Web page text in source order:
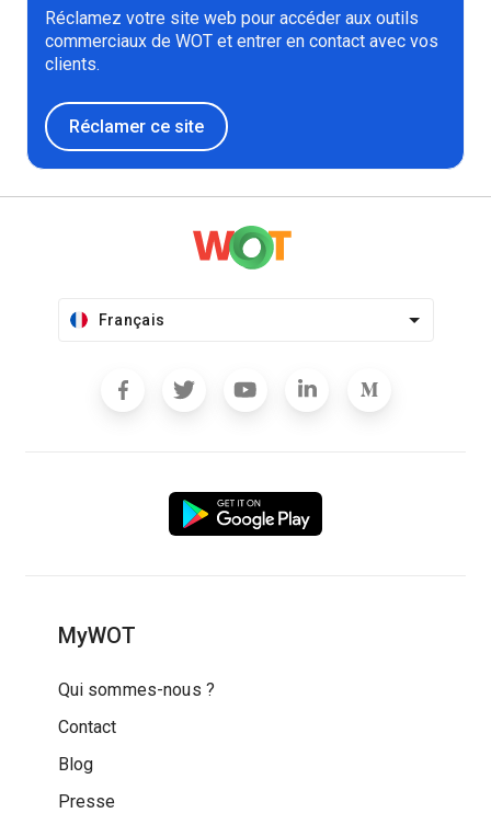
Réclamez votre site web pour accéder aux outils
commerciaux de WOT et entrer en contact avec vos
clients.
Réclamer ce site
Français
MyWOT
Qui sommes-nous ?
Contact
Blog
Presse